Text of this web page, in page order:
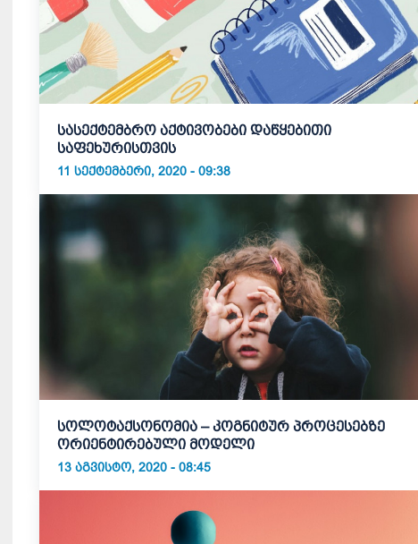
სასექტემბრო აქტივობები დაწყებითი
საფეხურისთვის
11 ᲡᲔᲥᲢᲔᲛᲑᲔᲠᲘ, 2020 - 09:38
სოლოტაქსონომია – კოგნიტურ პროცესებზე
ორიენტირებული მოდელი
13 ᲐᲒᲕᲘᲡᲢᲝ, 2020 - 08:45